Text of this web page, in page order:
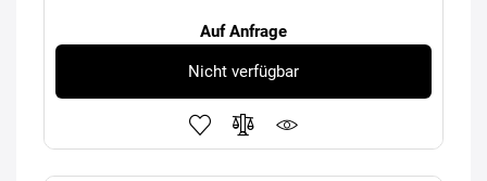
Auf Anfrage
Nicht verfügbar